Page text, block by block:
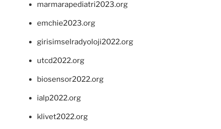
marmarapediatri2023.org
emchie2023.org
girisimselradyoloji2022.org
utcd2022.org
biosensor2022.org
ialp2022.org
klivet2022.org